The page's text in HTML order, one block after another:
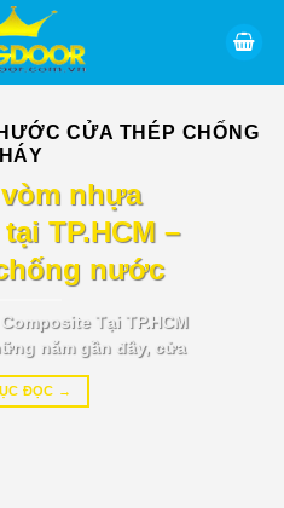
CỬA THÉP CHỐNG
TIN TỨC
nhựa
TP.HCM –
nước
Tại TP.HCM
năm gần đây, cửa
ĐỌC →